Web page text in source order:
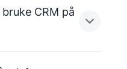
funksjonene.
godt for
som
tilgang til
CRM på